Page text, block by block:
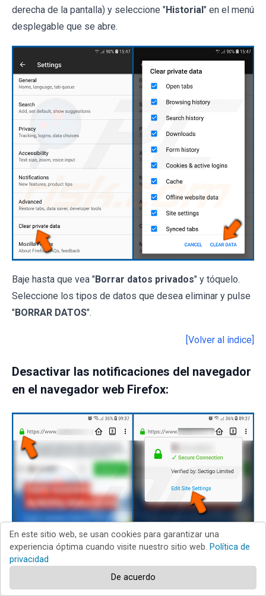
derecha de la pantalla) y seleccione "Historial " en el menú
desplegable que se abre.
Baje hasta que vea "Borrar datos privados" y tóquelo.
Seleccione los tipos de datos que desea eliminar y pulse
"BORRAR DATOS".
[Volver al índice]
Desactivar las notificaciones del navegador
en el navegador web Firefox:
En este sitio web, se usan cookies para garantizar una
experiencia óptima cuando visite nuestro sitio web. Política de
privacidad
De acuerdo